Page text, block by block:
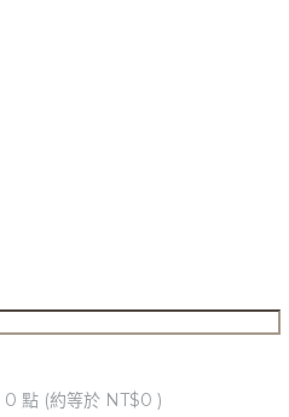
0 點 (約等於 NT$0 )